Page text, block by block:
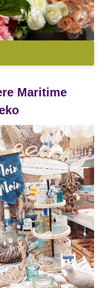
Maritime